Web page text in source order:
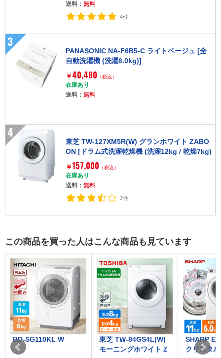
送料：無料
4件
3
PANASONIC NA-F6B5-C ライトベージュ [全
自動洗濯機 (洗濯6.0kg)]
￥ 40,480 （税込）
在庫あり
送料：無料
4
東芝 TW-127XM5R(W) グランホワイト ZABO
ON [ドラム式洗濯乾燥機 (洗濯12kg / 乾燥7kg)
右開き]
￥ 157,000 （税込）
在庫あり
送料：無料
2件
この商品を買った人はこんな商品も見ています
東芝 TW-84GS4L(W)
モーニングホワイト Z
SHARP ES-K11C-WL
クリスタルホワイト
東芝 TW-
ナイトグ